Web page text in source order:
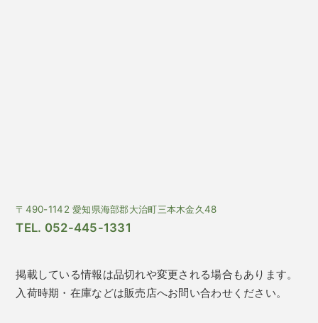
〒490-1142 愛知県海部郡大治町三本木金久48
TEL. 052-445-1331
掲載している情報は品切れや変更される場合もあります。
入荷時期・在庫などは販売店へお問い合わせください。